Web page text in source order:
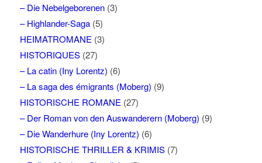
– Die Nebelgeborenen(3)
– Highlander-Saga(5)
HEIMATROMANE(3)
HISTORIQUES(27)
– La catin (Iny Lorentz) (6)
– La saga des émigrants (Moberg) (9)
HISTORISCHE ROMANE(27)
– Der Roman von den Auswanderern (Moberg) (9)
– Die Wanderhure (Iny Lorentz) (6)
HISTORISCHE THRILLER & KRIMIS(7)